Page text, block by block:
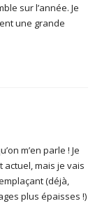
sur l’année. Je
une grande
m’en parle ! Je
actuel, mais je vais
(déjà,
plus épaisses !)